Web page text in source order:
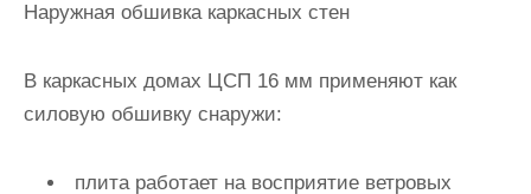
Наружная обшивка каркасных стен
В каркасных домах ЦСП 16 мм применяют как
силовую обшивку снаружи:
плита работает на восприятие ветровых